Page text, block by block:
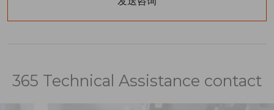
365 Technical Assistance contact